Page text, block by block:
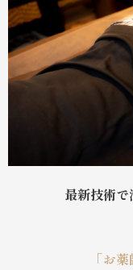
最新技術で
「お